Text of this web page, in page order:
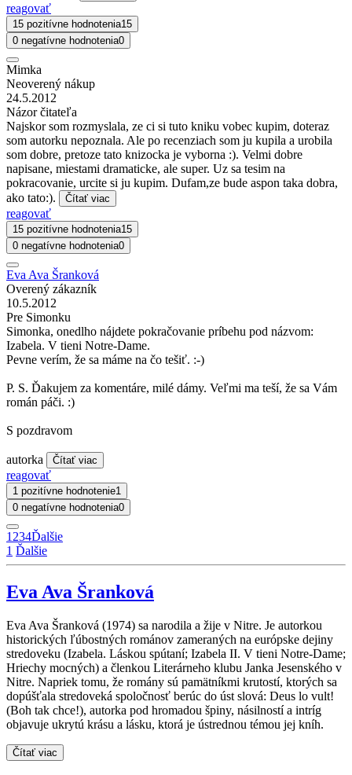
reagovať
15 pozitívne hodnotenia15
0 negatívne hodnotenia0
Mimka
Neoverený nákup
24.5.2012
Názor čitateľa
Najskor som rozmyslala, ze ci si tuto kniku vobec kupim, doteraz
som autorku nepoznala. Ale po recenziach som ju kupila a urobila
som dobre, pretoze tato knizocka je vyborna :). Velmi dobre
napisane, miestami dramaticke, ale super. Uz sa tesim na
pokracovanie, urcite si ju kupim. Dufam,ze bude aspon taka dobra,
ako tato:).
Čítať viac
reagovať
15 pozitívne hodnotenia15
0 negatívne hodnotenia0
Eva Ava Šranková
Overený zákazník
10.5.2012
Pre Simonku
Simonka, onedlho nájdete pokračovanie príbehu pod názvom:
Izabela. V tieni Notre-Dame.
Pevne verím, že sa máme na čo tešiť. :-)
P. S. Ďakujem za komentáre, milé dámy. Veľmi ma teší, že sa Vám
román páči. :)
S pozdravom
autorka Čítať viac
reagovať
1 pozitívne hodnotenie1
0 negatívne hodnotenia0
1 234Ďalšie
1 Ďalšie
Eva Ava Šranková
Eva Ava Šranková (1974) sa narodila a žije v Nitre. Je autorkou
historických ľúbostných románov zameraných na európske dejiny
stredoveku (Izabela. Láskou spútaní; Izabela II. V tieni Notre-Dame;
Hriechy mocných) a členkou Literárneho klubu Janka Jesenského v
Nitre. Napriek tomu, že romány sú pamätníkmi krutostí, ktorých sa
dopúšťala stredoveká spoločnosť berúc do úst slová: Deus lo vult!
(Boh tak chce!), autorka pod hromadou špiny, násilností a intríg
objavuje ukrytú krásu a lásku, ktorá je ústrednou témou jej kníh.
Čítať viac